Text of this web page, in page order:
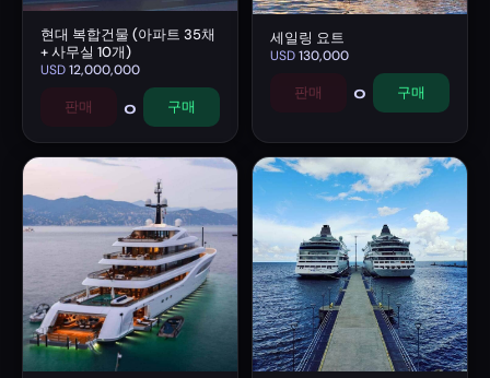
현대 복합건물 (아파트 35채
+ 사무실 10개)
USD12,000,000
판매 0 구매
세일링 요트
USD130,000
판매 0 구매